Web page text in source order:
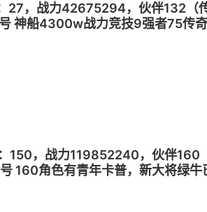
27，战力42675294，伙伴132（
神船4300w战力竞技9强者75传
安卓互通
150，战力119852240，伙伴160
160角色有青年卡普，新大将绿
新的有彩果喜欢自己补，可比已经
pve号，这号便宜处理，1500刚买